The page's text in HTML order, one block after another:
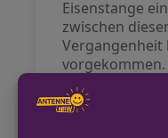
Eisenstange
zwischen
Vergangenheit
leichte
einem